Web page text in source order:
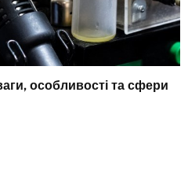
особливості та сфери